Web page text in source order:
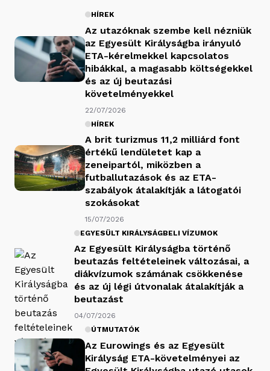
HÍREK
Az utazóknak szembe kell nézniük
az Egyesült Királyságba irányuló
ETA-kérelmekkel kapcsolatos
hibákkal, a magasabb költségekkel
és az új beutazási
követelményekkel
22/07/2026
HÍREK
A brit turizmus 11,2 milliárd font
értékű lendületet kap a
zeneipartól, miközben a
futballutazások és az ETA-
szabályok átalakítják a látogatói
szokásokat
15/07/2026
EGYESÜLT KIRÁLYSÁGBELI VÍZUMOK
Az Egyesült Királyságba történő
beutazás feltételeinek változásai, a
diákvízumok számának csökkenése
és az új légi útvonalak átalakítják a
beutazást
04/07/2026
ÚTMUTATÓK
Az Eurowings és az Egyesült
Királyság ETA-követelményei az